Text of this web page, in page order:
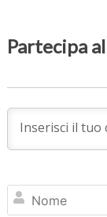
Partecipa